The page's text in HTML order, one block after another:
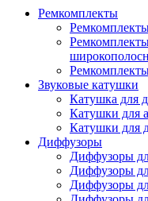
Ремкомплекты
Звуковые катушки
Катушка для
Катушки для
Катушки для
Диффузоры
Диффузоры
Диффузоры
Диффузоры